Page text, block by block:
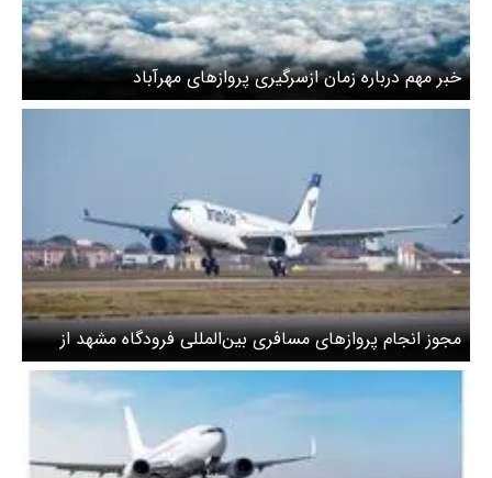
خبر مهم درباره زمان ازسرگیری پروازهای مهرآباد
مجوز انجام پروازهای مسافری بین‌المللی فرودگاه مشهد از
فردا ۳۱ فروردین